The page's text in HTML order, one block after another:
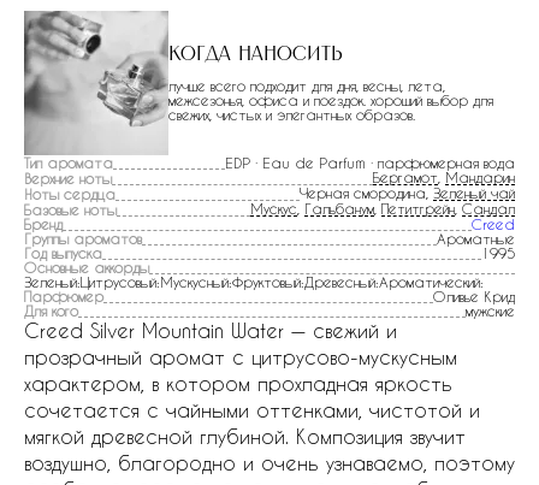
Когда наносить
лучше всего подходит для дня, весны, лета,
межсезонья, офиса и поездок. хороший выбор для
свежих, чистых и элегантных образов.
Тип аромата
EDP · Eau de Parfum · парфюмерная вода
Верхние ноты
Бергамот Мандарин
Ноты сердца
Черная смородина, Зеленый чай
Базовые ноты
Мускус Гальбанум Петитгрейн Сандал
Бренд
Creed
Группы ароматов
Ароматные
Год выпуска
1995
Основные аккорды
Зеленый:Цитрусовый:Мускусный:Фруктовый:Древесный:Ароматический:
Парфюмер
Оливье Крид
Для кого
мужские
Creed Silver Mountain Water — свежий и
прозрачный аромат с цитрусово-мускусным
характером, в котором прохладная яркость
сочетается с чайными оттенками, чистотой и
мягкой древесной глубиной. Композиция звучит
воздушно, благородно и очень узнаваемо, поэтому